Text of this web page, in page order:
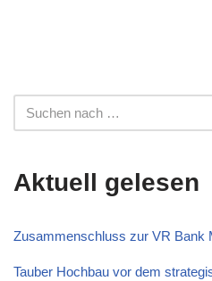
Aktuell gelesen
Zusammenschluss zur VR Bank
Tauber Hochbau vor dem